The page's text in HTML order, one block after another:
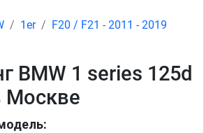
1er
F20 / F21 - 2011 - 2019
BMW 1 series 125d
Москве